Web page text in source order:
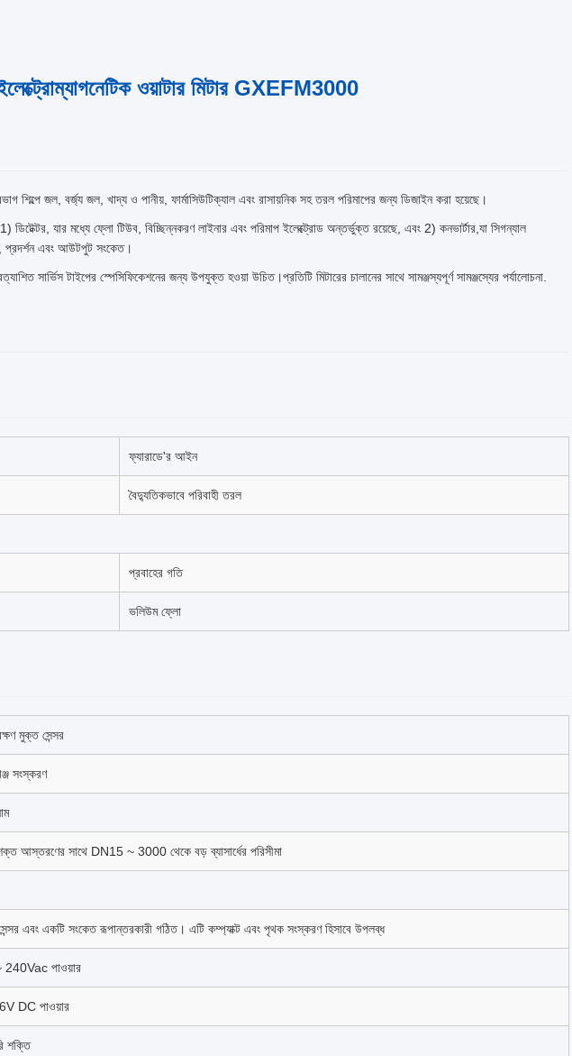
ওয়াটার মিটার GXEFM3000
শিল্পে জল, বর্জ্য জল, খাদ্য ও পানীয়, ফার্মাসিউটিক্যাল এবং রাসায়নিক সহ তরল পরিমাপের জন্য ডিজাইন করা হয়েছে।
ডিটেক্টর, যার মধ্যে ফ্লো টিউব, বিচ্ছিন্নকরণ লাইনার এবং পরিমাপ ইলেক্ট্রোড অন্তর্ভুক্ত রয়েছে, এবং 2) কনভার্টার,যা সিগন্যাল
প্রদর্শন এবং আউটপুট সংকেত।
সার্ভিস টাইপের স্পেসিফিকেশনের জন্য উপযুক্ত হওয়া উচিত।প্রতিটি মিটারের চালানের সাথে সামঞ্জস্যপূর্ণ সামঞ্জস্যের পর্যালোচনা.
ফ্যারাডে'র আইন
বৈদ্যুতিকভাবে পরিবাহী তরল
প্রবাহের গতি
ভলিউম ফ্লো
মুক্ত সেন্সর
সংস্করণ
আস্তরণের সাথে DN15 ~ 3000 থেকে বড় ব্যাসার্ধের পরিসীমা
এবং একটি সংকেত রূপান্তরকারী গঠিত। এটি কম্প্যাক্ট এবং পৃথক সংস্করণ হিসাবে উপলব্ধ
240Vac পাওয়ার
DC পাওয়ার
শক্তি